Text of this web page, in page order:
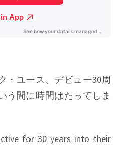
・ユース、デビュー30周
う間に時間はたってしま
for 30 years into their